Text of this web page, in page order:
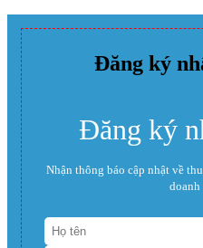
Đăng ký
Đăng ký
Nhận thông báo cập nhật về
doanh